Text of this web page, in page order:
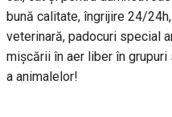
bună calitate, îngrijire 24/
veterinară, padocuri special
mișcării în aer liber în
a animalelor!